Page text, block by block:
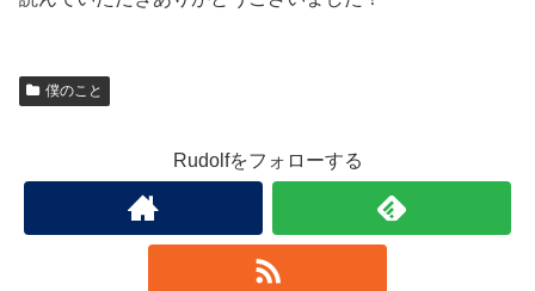
僕のこと
Rudolfをフォローする